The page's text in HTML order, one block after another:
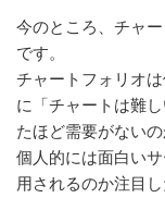
今のところ、チャ
です。
チャートフォリオ
に「チャートは難
たほど需要がないの
個人的には面白い
用されるのか注目し